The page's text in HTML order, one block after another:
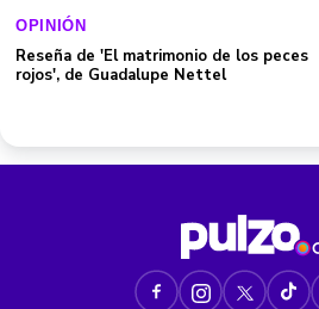
OPINIÓN
Reseña de 'El matrimonio de los peces
rojos', de Guadalupe Nettel